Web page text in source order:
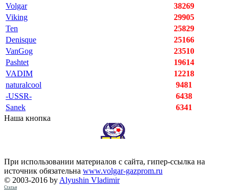
Volgar
38269
Viking
29905
Ten
25829
Denisque
25166
VanGog
23510
Pashtet
19614
VADIM
12218
naturalcool
9481
-USSR-
6438
Sanek
6341
Наша кнопка
При использовании материалов с сайта, гипер-ссылка на
источник обязательна www.volgar-gazprom.ru
© 2003-2016 by Alyushin Vladimir
Статьи